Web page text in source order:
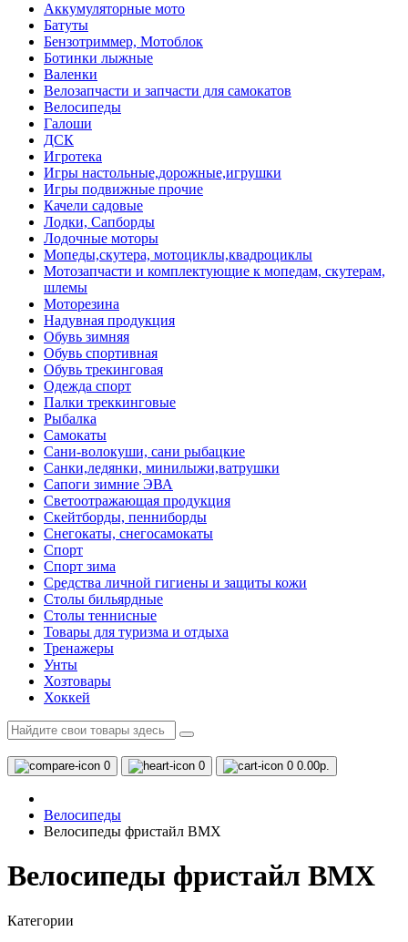
Аккумуляторные мото
Батуты
Бензотриммер, Мотоблок
Ботинки лыжные
Валенки
Велозапчасти и запчасти для самокатов
Велосипеды
Галоши
ДСК
Игротека
Игры настольные,дорожные,игрушки
Игры подвижные прочие
Качели садовые
Лодки, Сапборды
Лодочные моторы
Мопеды,скутера, мотоциклы,квадроциклы
Мотозапчасти и комплектующие к мопедам, скутерам,
шлемы
Моторезина
Надувная продукция
Обувь зимняя
Обувь спортивная
Обувь трекинговая
Одежда спорт
Палки треккинговые
Рыбалка
Самокаты
Сани-волокуши, сани рыбацкие
Санки,ледянки, минилыжи,ватрушки
Сапоги зимние ЭВА
Светоотражающая продукция
Скейтборды, пенниборды
Снегокаты, снегосамокаты
Спорт
Спорт зима
Средства личной гигиены и защиты кожи
Столы бильярдные
Столы теннисные
Товары для туризма и отдыха
Тренажеры
Унты
Хозтовары
Хоккей
0 0 0 0.00р.
Велосипеды
Велосипеды фристайл ВМХ
Велосипеды фристайл ВМХ
Категории